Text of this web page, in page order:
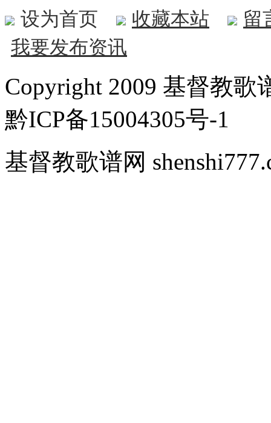
设为首页 收藏本站
留
我要发布资讯
Copyright 2009 基督教歌
黔ICP备15004305号-1
基督教歌谱网